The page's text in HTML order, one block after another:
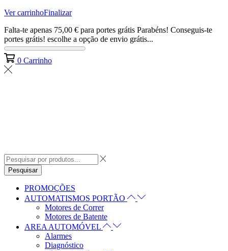
Ver carrinhoFinalizar
Falta-te apenas 75,00 € para portes grátis Parabéns! Conseguis-te
portes grátis! escolhe a opção de envio grátis...
0 Carrinho
Pesquisar
PROMOÇÕES
AUTOMATISMOS PORTÃO
Motores de Correr
Motores de Batente
AREA AUTOMÓVEL
Alarmes
Diagnóstico